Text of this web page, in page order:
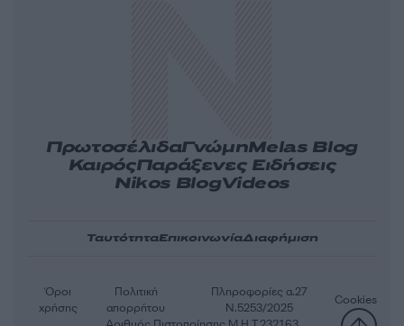
ΠρωτοσέλιδαΓνώμηMelas Blog
ΚαιρόςΠαράξενες Ειδήσεις
Nikos BlogVideos
ΤαυτότηταΕπικοινωνίαΔιαφήμιση
Όροι
χρήσης
Πολιτική
απορρήτου
Πληροφορίες α.27
Ν.5253/2025
Cookies